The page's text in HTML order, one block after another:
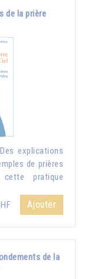
de la prière
explications
de prières
pratique
Ajouter
de la